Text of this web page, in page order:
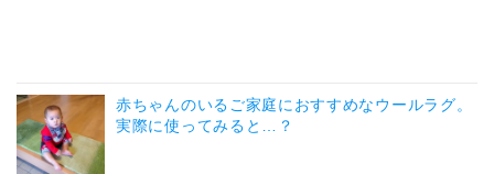
赤ちゃんのいるご家庭におすすめなウールラグ。
実際に使ってみると…？